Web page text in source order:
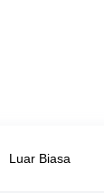
Luar Biasa